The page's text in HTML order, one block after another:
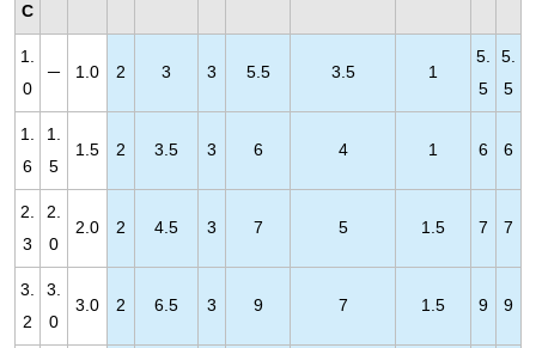
C
1.
0
－ 1.0 2 3 3 5.5 3.5 1
5.
5
5.
5
1.
6
1.
5
1.5 2 3.5 3 6 4 1 6 6
2.
3
2.
0
2.0 2 4.5 3 7 5 1.5 7 7
3.
2
3.
0
3.0 2 6.5 3 9 7 1.5 9 9